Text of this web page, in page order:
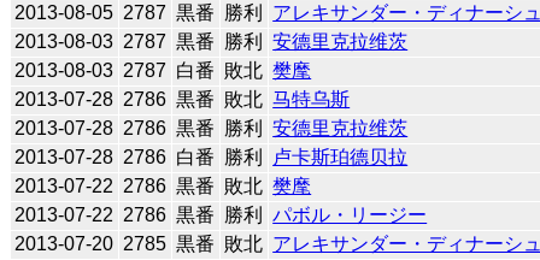
2013-08-05 2787 黒番 勝利
アレキサンダー・ディナーシ
2013-08-03 2787 黒番 勝利
安德里克拉维茨
2013-08-03 2787 白番 敗北 樊麾
2013-07-28 2786 黒番 敗北 马特乌斯
2013-07-28 2786 黒番 勝利
安德里克拉维茨
2013-07-28 2786 白番 勝利
卢卡斯珀德贝拉
2013-07-22 2786 黒番 敗北 樊麾
2013-07-22 2786 黒番 勝利
パボル・リージー
2013-07-20 2785 黒番 敗北 アレキサンダー・ディナーシ